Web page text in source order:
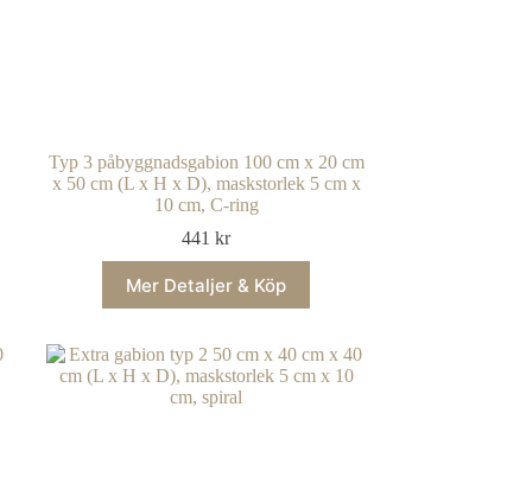
Typ 3 påbyggnadsgabion 100 cm x 20 cm
x 50 cm (L x H x D), maskstorlek 5 cm x
10 cm, C-ring
441kr
Mer Detaljer & Köp